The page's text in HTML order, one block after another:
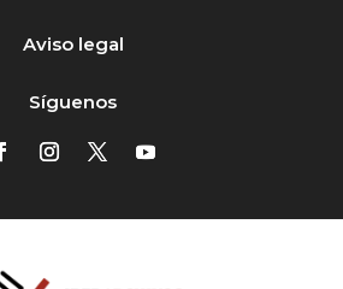
Aviso legal
Síguenos